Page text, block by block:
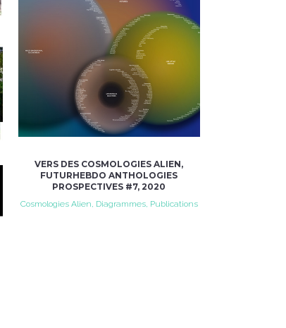
VIEW
VERS DES COSMOLOGIES ALIEN,
FUTURHEBDO ANTHOLOGIES
PROSPECTIVES #7, 2020
Cosmologies Alien, Diagrammes, Publications